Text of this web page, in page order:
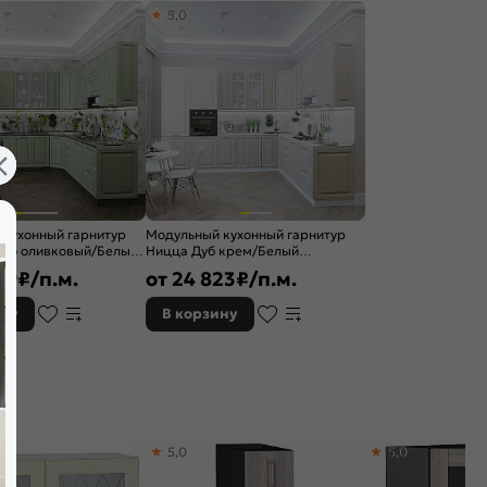
кухонный гарнитур
оливковый/Белый
₽/п.м.
Модульный кухонный гарнитур
Ницца Дуб крем/Белый
2340x3200/2700x600
5,0
от 24 823₽/п.м.
В корзину
5,0 5,0